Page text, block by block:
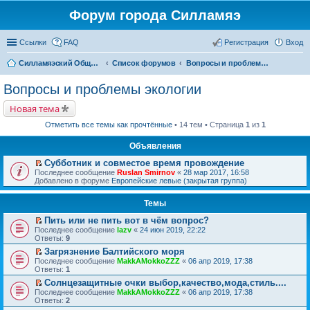
Форум города Силламяэ
Ссылки FAQ Вход
Регистрация
Силламяэский Общественный Новостной портал Список форумов Вопросы и проблемы экологии
Вопросы и проблемы экологии
Новая тема
Отметить все темы как прочтённые• 14 тем • Страница 1 из 1
Объявления
П
е
р
е
т
и
к
п
е
р
в
о
м
у
н
е
Субботник и совместое время провождение
Последнее сообщение Ruslan Smirnov « 28 мар 2017, 16:58
Добавлено в форуме Европейские левые (закрытая группа)
Темы
П
е
р
е
й
т
и
к
п
е
Пить или не пить вот в чём вопрос?
Последнее сообщение lazv « 24 июн 2019, 22:22
Ответы: 9
П
е
р
е
й
т
Загрязнение Балтийского моря
Последнее сообщение MakkAMokkoZZZ « 06 апр 2019, 17:38
Ответы: 1
П
е
р
Солнцезащитные очки выбор,качество,мода,стиль....
Последнее сообщение MakkAMokkoZZZ « 06 апр 2019, 17:38
Ответы: 2